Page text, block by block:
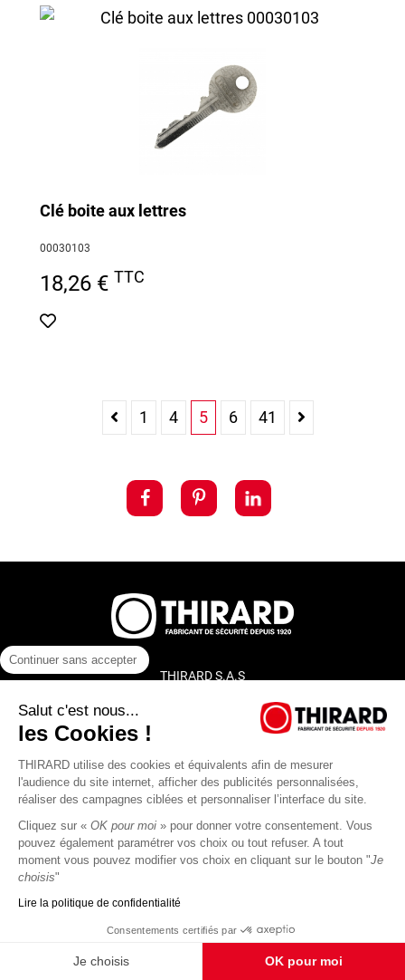
Clé boite aux lettres
00030103
18,26 € TTC
1 4 5 6 41
THIRARD S.A.S
80390 Fressenneville
+33 (0)3 22 60 26 50
Plan d’accès
Continuer sans accepter
Salut c'est nous...
les Cookies !
THIRARD utilise des cookies et équivalents afin de mesurer
l'audience du site internet, afficher des publicités personnalisées,
réaliser des campagnes ciblées et personnaliser l’interface du site.
Cliquez sur « OK pour moi » pour donner votre consentement. Vous
pouvez également paramétrer vos choix ou tout refuser. A tout
moment vous pouvez modifier vos choix en cliquant sur le bouton "Je
choisis"
Lire la politique de confidentialité
Consentements certifiés par
Je choisis OK pour moi